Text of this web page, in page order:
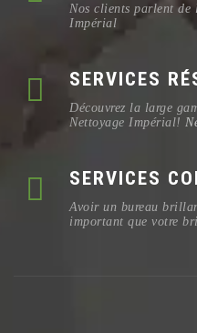
Nos clients parlent de
Impérial
SERVICES
Découvrez la large
Nettoyage Impérial!
SERVICES
Avoir un bureau
important que votre